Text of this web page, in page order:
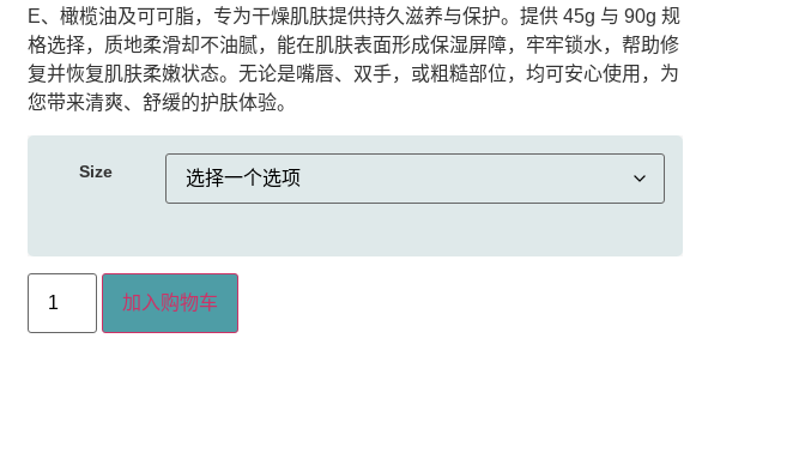
E、橄榄油及可可脂，专为干燥肌肤提供持久滋养与保护。提供 45g 与 90g 规
格选择，质地柔滑却不油腻，能在肌肤表面形成保湿屏障，牢牢锁水，帮助修
复并恢复肌肤柔嫩状态。无论是嘴唇、双手，或粗糙部位，均可安心使用，为
您带来清爽、舒缓的护肤体验。
Size
加入购物车